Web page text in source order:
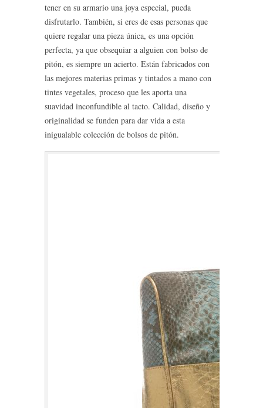
tener en su armario una joya especial, pueda
disfrutarlo. También, si eres de esas personas que
quiere regalar una pieza única, es una opción
perfecta, ya que obsequiar a alguien con bolso de
pitón, es siempre un acierto. Están fabricados con
las mejores materias primas y tintados a mano con
tintes vegetales, proceso que les aporta una
suavidad inconfundible al tacto. Calidad, diseño y
originalidad se funden para dar vida a esta
inigualable colección de bolsos de pitón.